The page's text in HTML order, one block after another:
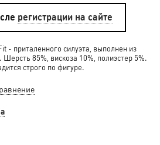
регистрации на сайте
- приталенного силуэта, выполнен из
Шерсть 85%, вискоза 10%, полиэстер 5%.
строго по фигуре.